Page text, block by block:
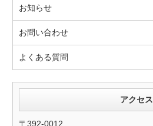
お知らせ
お問い合わせ
よくある質問
アクセス
〒392-0012